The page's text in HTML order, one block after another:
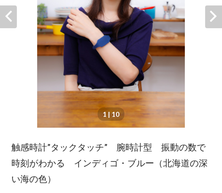
1| 10
触感時計”タックタッチ” 腕時計型 振動の数で
時刻がわかる インディゴ・ブルー（北海道の深
い海の色）